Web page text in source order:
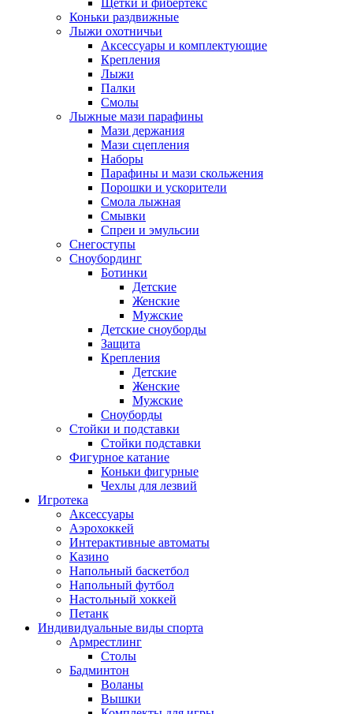
Щетки и фибертекс
Коньки раздвижные
Лыжи охотничьи
Аксессуары и комплектующие
Крепления
Лыжи
Палки
Смолы
Лыжные мази парафины
Мази держания
Мази сцепления
Наборы
Парафины и мази скольжения
Порошки и ускорители
Смола лыжная
Смывки
Спреи и эмульсии
Снегоступы
Сноубординг
Ботинки
Детские
Женские
Мужские
Детские сноуборды
Защита
Крепления
Детские
Женские
Мужские
Сноуборды
Стойки и подставки
Cтойки подставки
Фигурное катание
Коньки фигурные
Чехлы для лезвий
Игротека
Аксессуары
Аэрохоккей
Интерактивные автоматы
Казино
Напольный баскетбол
Напольный футбол
Настольный хоккей
Петанк
Индивидуальные виды спорта
Армрестлинг
Столы
Бадминтон
Воланы
Вышки